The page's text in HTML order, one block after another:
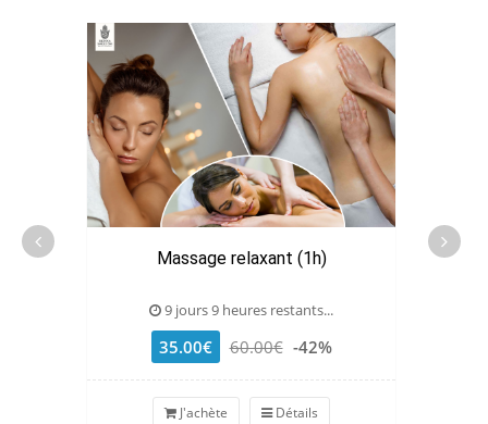
Massage relaxant (1h)
9 jours 9 heures restants...
35.00€ 60.00€ -42%
J'achète Détails